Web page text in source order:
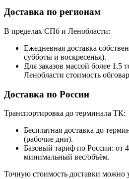
Доставка по регионам
В пределах СПб и Ленобласти:
Ежедневная доставка
субботы и воскресенья).
Для заказов массой более 1,5
Ленобласти стоимость
Доставка по России
Транспортировка до терминала ТК:
Бесплатная доставка до
(рабочие дни).
Базовый тариф по России: от
минимальный вес/объём.
Точную стоимость доставки можно